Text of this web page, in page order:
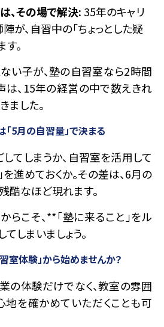
、その場で解決: 35年のキャリ
が、自習中の「ちょっとした疑
。
い子が、塾の自習室なら2時間
は、15年の経営の中で数えきれ
ました。
5月の自習量」で決まる
てしまうか、自習室を活用して
を進めておくか。その差は、6月の
酷なほど現れます。
こそ、**「塾に来ること」をル
てしまいましょう。
室体験」から始めませんか？
業の体験だけでなく、教室の雰囲
を確かめていただくことも可